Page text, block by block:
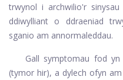
trwynol i archwilio'r
ddiwylliant o ddraeniad
sganio am annormaleddau.
Gall symptomau fod
(tymor hir), a dylech ofyn